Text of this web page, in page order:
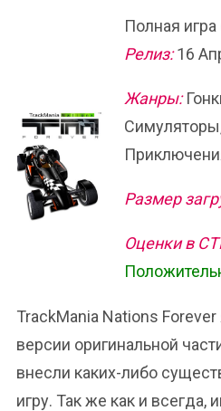
Полная
Релиз:16
Жанры:
Размер
Оценки в
TrackMania Nations
версии оригинальной
внесли каких-либо
игру. Так же как и всегда,